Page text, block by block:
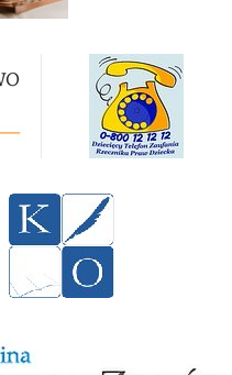
Rzecznik Praw Dziecka RP
w Krakowie
Kuratorium Oświaty w Krakowie